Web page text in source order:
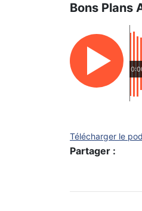
Bons Plans
Télécharger le
Partager :